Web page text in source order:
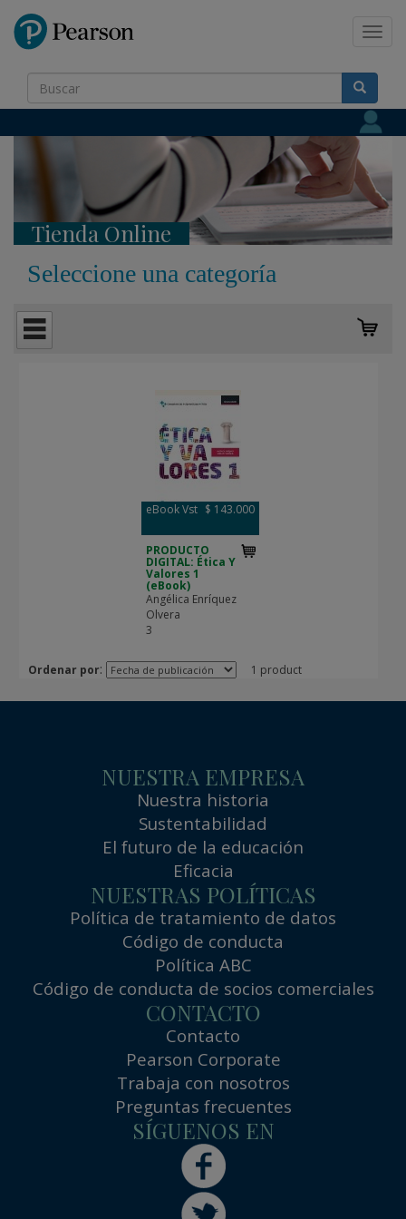
Tienda Online
Seleccione una categoría
eBook Vst $ 143.000
PRODUCTO
DIGITAL: Ética Y
Valores 1
(eBook)
Angélica Enríquez
Olvera
3
Ordenar por: 1 product
NUESTRA EMPRESA
Nuestra historia
Sustentabilidad
El futuro de la educación
Eficacia
NUESTRAS POLÍTICAS
Política de tratamiento de datos
Código de conducta
Política ABC
Código de conducta de socios comerciales
CONTACTO
Contacto
Pearson Corporate
Trabaja con nosotros
Preguntas frecuentes
SÍGUENOS EN